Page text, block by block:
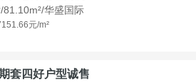
81.10m²/华盛国际
元/m²
套四好户型诚售